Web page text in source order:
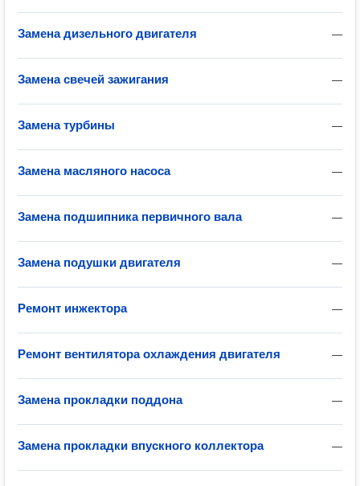
—
Замена дизельного двигателя
—
Замена свечей зажигания
—
Замена турбины
—
Замена масляного насоса
—
Замена подшипника первичного вала
—
Замена подушки двигателя
—
Ремонт инжектора
—
Ремонт вентилятора охлаждения двигателя
—
Замена прокладки поддона
—
Замена прокладки впускного коллектора